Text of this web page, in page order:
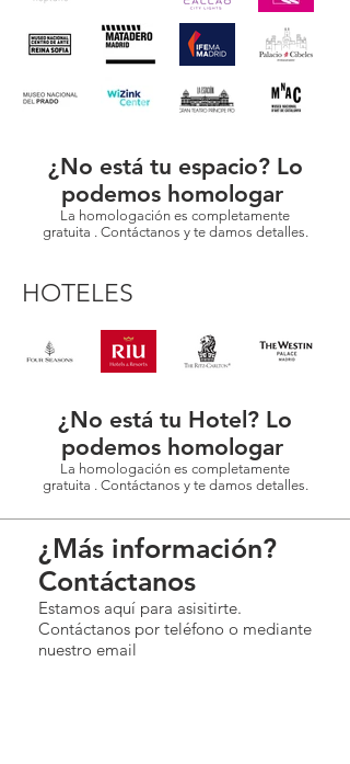
¿No está tu espacio? Lo
podemos homologar
La homologación es completamente
gratuita . Contáctanos y te damos detalles.
HOTELES
¿No está tu Hotel? Lo
podemos homologar
La homologación es completamente
gratuita . Contáctanos y te damos detalles.
¿Más información?
Contáctanos
Estamos aquí para asisitirte.
Contáctanos por teléfono o mediante
nuestro email